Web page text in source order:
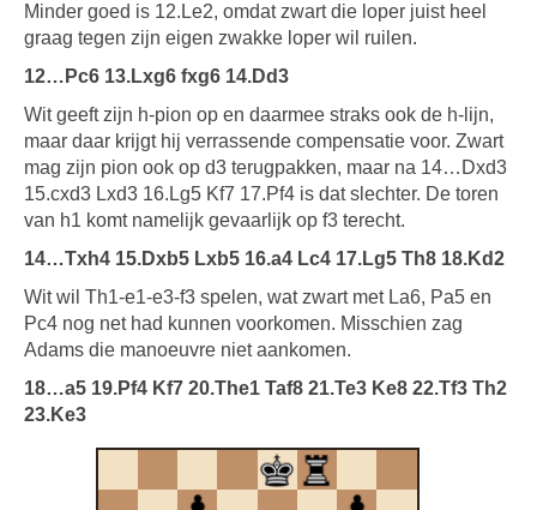
Minder goed is 12.Le2, omdat zwart die loper juist heel
graag tegen zijn eigen zwakke loper wil ruilen.
12…Pc6 13.Lxg6 fxg6 14.Dd3
Wit geeft zijn h-pion op en daarmee straks ook de h-lijn,
maar daar krijgt hij verrassende compensatie voor. Zwart
mag zijn pion ook op d3 terugpakken, maar na 14…Dxd3
15.cxd3 Lxd3 16.Lg5 Kf7 17.Pf4 is dat slechter. De toren
van h1 komt namelijk gevaarlijk op f3 terecht.
14…Txh4 15.Dxb5 Lxb5 16.a4 Lc4 17.Lg5 Th8 18.Kd2
Wit wil Th1-e1-e3-f3 spelen, wat zwart met La6, Pa5 en
Pc4 nog net had kunnen voorkomen. Misschien zag
Adams die manoeuvre niet aankomen.
18…a5 19.Pf4 Kf7 20.The1 Taf8 21.Te3 Ke8 22.Tf3 Th2
23.Ke3